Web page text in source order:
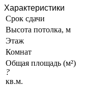
Характеристики
Срок сдачи
Высота потолка, м
Этаж
Комнат
Общая площадь (м²)
?
кв.м.